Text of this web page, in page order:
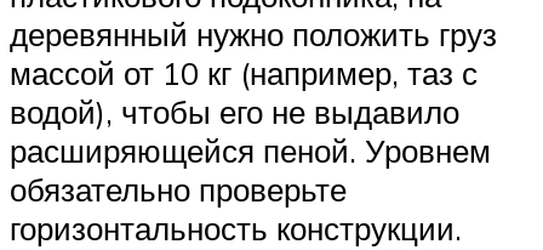
деревянный нужно положить груз
массой от 10 кг (например, таз с
водой), чтобы его не выдавило
расширяющейся пеной. Уровнем
обязательно проверьте
горизонтальность конструкции.